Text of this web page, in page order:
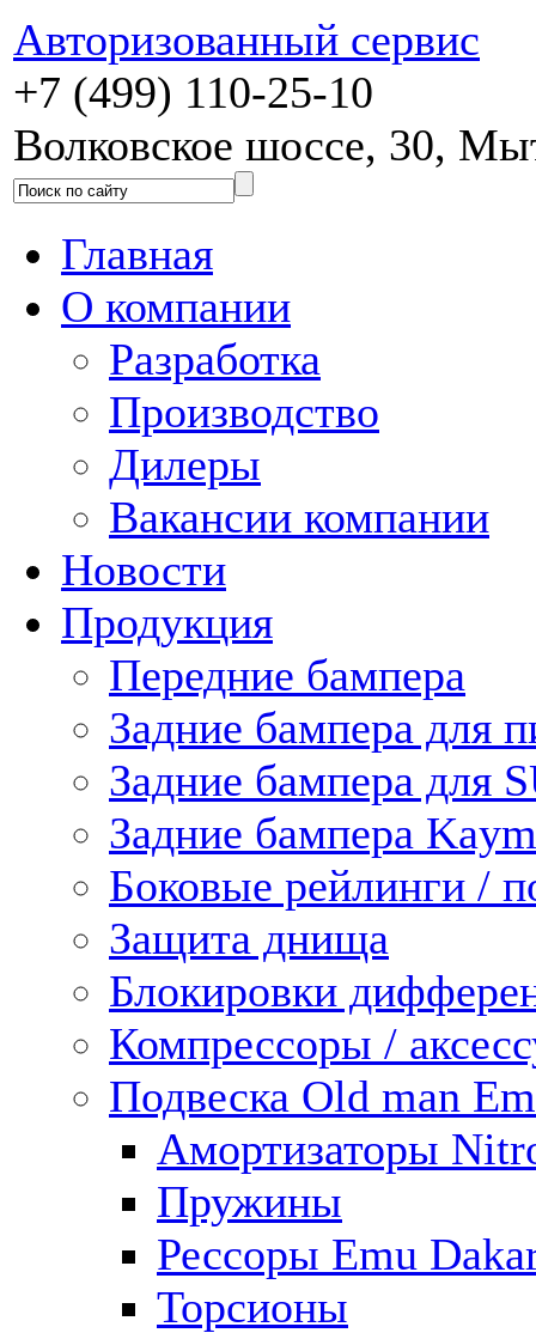
Авторизованный сервис
+7 (499) 110-25-10
Волковское шоссе, 30,
Главная
О компании
Разработка
Производство
Дилеры
Вакансии компании
Новости
Продукция
Передние бампера
Задние бампера для
Задние бампера для
Задние бампера
Боковые рейлинги /
Защита днища
Блокировки
Компрессоры /
Подвеска Old man
Амортизаторы
Пружины
Рессоры Emu
Торсионы